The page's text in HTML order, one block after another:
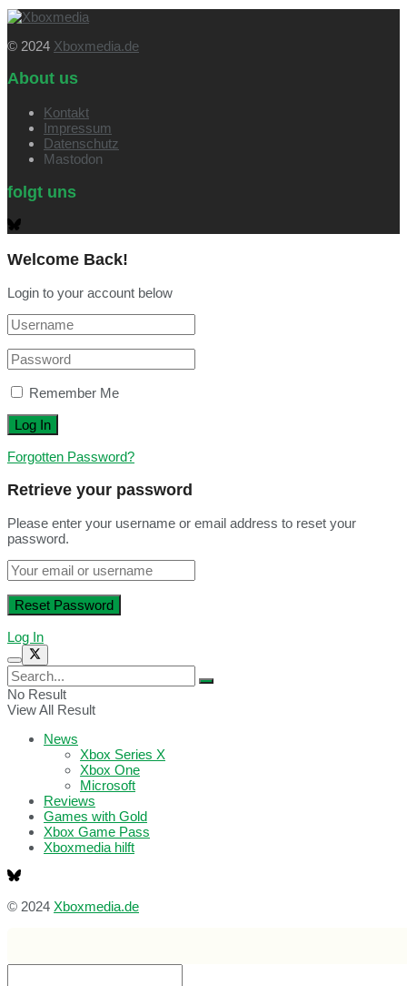
© 2024 Xboxmedia.de
About us
Kontakt
Impressum
Datenschutz
Mastodon
folgt uns
Welcome Back!
Login to your account below
Remember Me
Forgotten Password?
Retrieve your password
Please enter your username or email address to reset your
password.
Log In
No Result
View All Result
News
Xbox Series X
Xbox One
Microsoft
Reviews
Games with Gold
Xbox Game Pass
Xboxmedia hilft
© 2024 Xboxmedia.de